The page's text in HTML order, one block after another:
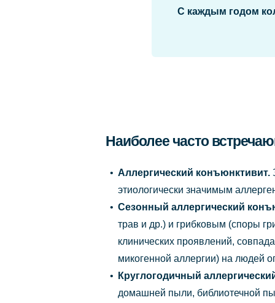
С каждым годом
Наиболее часто
Аллергический конъюнктивит.
этиологически значимым
Сезонный аллергический
трав и др.) и грибковым (споры
клинических проявлений,
микогенной аллергии) на людей
Круглогодичный
домашней пыли, библиотечной